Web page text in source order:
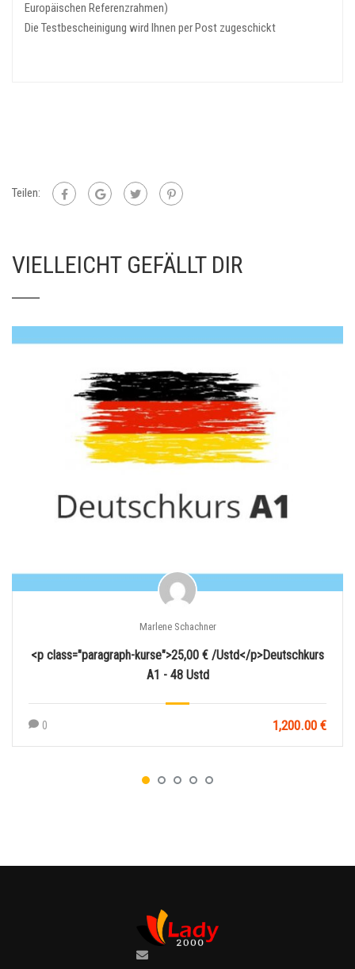
Europäischen Referenzrahmen)
Die Testbescheinigung wird Ihnen per Post zugeschickt
Teilen:
VIELLEICHT GEFÄLLT DIR
Marlene Schachner
<p class="paragraph-kurse">25,00 € /Ustd</p>Deutschkurs
A1 - 48 Ustd
0 1,200.00 €